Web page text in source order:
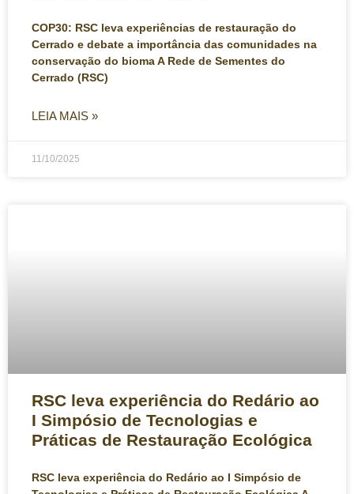
COP30: RSC leva experiências de restauração do
Cerrado e debate a importância das comunidades na
conservação do bioma A Rede de Sementes do
Cerrado (RSC)
LEIA MAIS »
11/10/2025
RSC leva experiência do Redário ao
I Simpósio de Tecnologias e
Práticas de Restauração Ecológica
RSC leva experiência do Redário ao I Simpósio de